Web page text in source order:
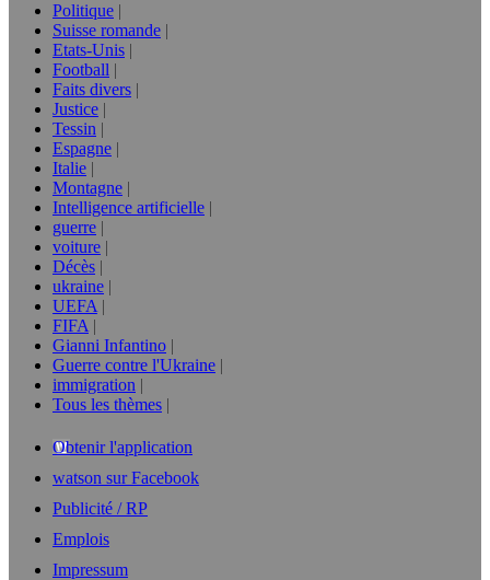
Politique
Suisse romande
Etats-Unis
Football
Faits divers
Justice
Tessin
Espagne
Italie
Montagne
Intelligence artificielle
guerre
voiture
Décès
ukraine
UEFA
FIFA
Gianni Infantino
Guerre contre l'Ukraine
immigration
Tous les thèmes
Obtenir l'application
watson sur Facebook
Publicité / RP
Emplois
Impressum